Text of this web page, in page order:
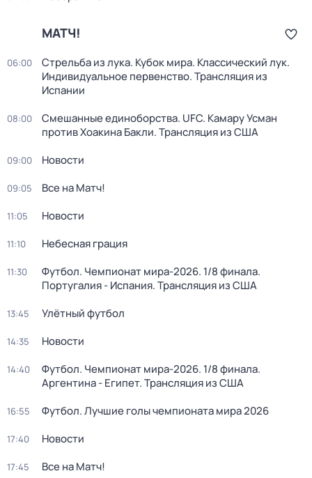
МАТЧ!
06:00
Стрельба из лука. Кубок мира. Классический лук.
Индивидуальное первенство. Трансляция из
Испании
08:00
Смешанные единоборства. UFC. Камару Усман
против Хоакина Бакли. Трансляция из США
09:00 Новости
09:05 Все на Матч!
11:05 Новости
11:10 Небесная грация
11:30
Футбол. Чемпионат мира-2026. 1/8 финала.
Португалия - Испания. Трансляция из США
13:45 Улётный футбол
14:35 Новости
14:40
Футбол. Чемпионат мира-2026. 1/8 финала.
Аргентина - Египет. Трансляция из США
16:55 Футбол. Лучшие голы чемпионата мира 2026
17:40 Новости
17:45 Все на Матч!